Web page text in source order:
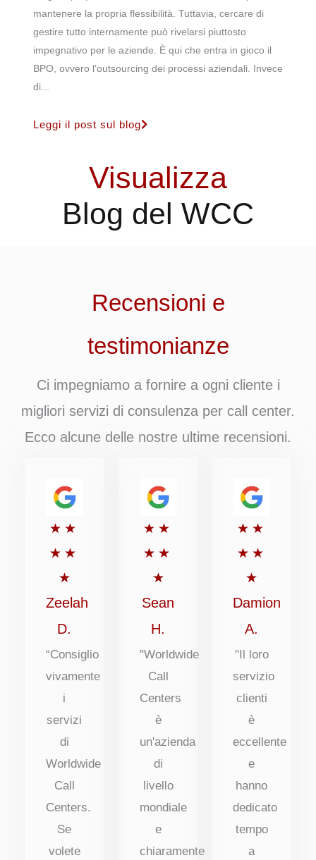
mantenere la propria flessibilità. Tuttavia, cercare di
gestire tutto internamente può rivelarsi piuttosto
impegnativo per le aziende. È qui che entra in gioco il
BPO, ovvero l’outsourcing dei processi aziendali. Invece
di...
Leggi il post sul blog
Visualizza
Blog del WCC
Recensioni e
testimonianze
Ci impegniamo a fornire a ogni cliente i
migliori servizi di consulenza per call center.
Ecco alcune delle nostre ultime recensioni.
★ ★
★ ★
★
Valutato
5
su
5
Zeelah
D.
“Consiglio
vivamente
i
servizi
di
Worldwide
Call
Centers.
Se
volete
★ ★
★ ★
★
Valutato
5
su
5
Sean
H.
"Worldwide
Call
Centers
è
un'azienda
di
livello
mondiale
e
chiaramente
★ ★
★ ★
★
Valutato
5
5
Damion
A.
"Il loro
servizio
clienti
è
eccellente
e
hanno
dedicato
tempo
a